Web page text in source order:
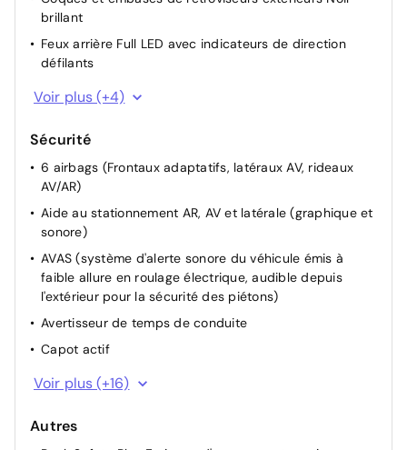
brillant
Feux arrière Full LED avec indicateurs de direction
défilants
Jantes alliage 17" Merion bi-ton diamantees
carrosserie
Signature 'PEUGEOT' sur le bandeau de volet de coffre
Badge "HYBRID" sur volet de coffre
Voir plus (+4)
Sécurité
6 airbags (Frontaux adaptatifs, latéraux AV, rideaux
AV/AR)
Aide au stationnement AR, AV et latérale (graphique et
sonore)
AVAS (système d'alerte sonore du véhicule émis à
faible allure en roulage électrique, audible depuis
l'extérieur pour la sécurité des piétons)
Avertisseur de temps de conduite
Capot actif
Détection de sous-gonflage indirecte
Frein de stationnement électrique avec aide au
Voir plus (+16)
Autres